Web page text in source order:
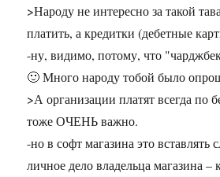
>Народу не интересно за такой
платить, а кредитки (дебетные
-ну, видимо, потому, что
🙂 Много народу тобой было
>А организации платят всегда по
тоже ОЧЕНЬ важно.
-но в софт магазина это вставлять
личное дело владельца магазина –